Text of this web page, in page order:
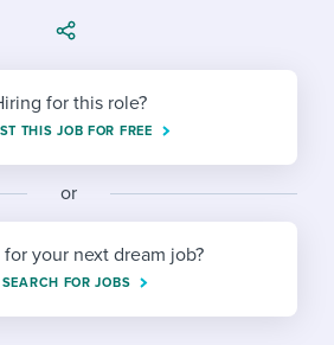
Ensuring compliance
Finding and attracting people
Establishing an employer brand
Digitizing work processes
Candidate/employee experiences
Step-by-step tutorials
Free ebooks & reports
HR terms
Workable Academy
Career development
Modern working life
Start a free trial
for this role?
THIS JOB FOR FREE
or
your next dream job?
SEARCH FOR JOBS